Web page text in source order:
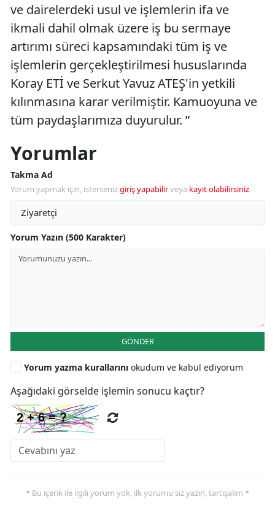
ve dairelerdeki usul ve işlemlerin ifa ve
ikmali dahil olmak üzere iş bu sermaye
artırımı süreci kapsamındaki tüm iş ve
işlemlerin gerçekleştirilmesi hususlarında
Koray ETİ ve Serkut Yavuz ATEŞ'in yetkili
kılınmasına karar verilmiştir. Kamuoyuna ve
tüm paydaşlarımıza duyurulur. ”
Yorumlar
Takma Ad
Yorum yapmak için, istersenizgiriş yapabilirveya kayıt olabilirsiniz.
Yorum Yazın (500 Karakter)
GÖNDER
Yorum yazma kurallarını okudum ve kabul ediyorum
Aşağıdaki görselde işlemin sonucu kaçtır?
* Bu içerik ile ilgili yorum yok, ilk yorumu siz yazın, tartışalım *